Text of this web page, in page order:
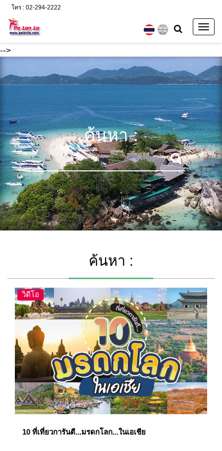
-->
โทร : 02-294-2222
ค้นหา :
ค้นหา :
วิดีโอ
10 ที่เที่ยวการันตี...มรดกโลก...ในเอเชีย